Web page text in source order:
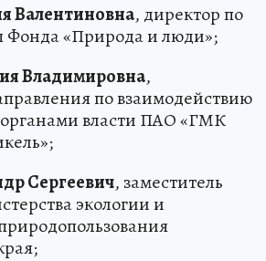
Валентиновна, директор по
Фонда «Природа и люди»;
Владимировна,
по взаимодействию
власти ПАО «ГМК
Сергеевич, заместитель
экологии и